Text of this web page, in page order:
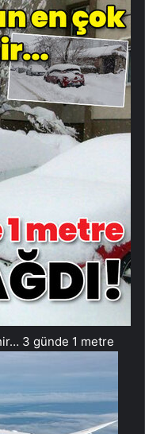
3 günde 1 metre